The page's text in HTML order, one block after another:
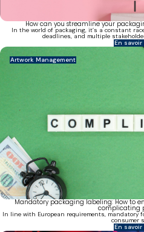
How can you streamline your
In the world of packaging, it’s a constant
deadlines, and multiple
En savoir
Artwork Management
Mandatory packaging labeling: How to
complicating
In line with European requirements,
consumer
En savoir